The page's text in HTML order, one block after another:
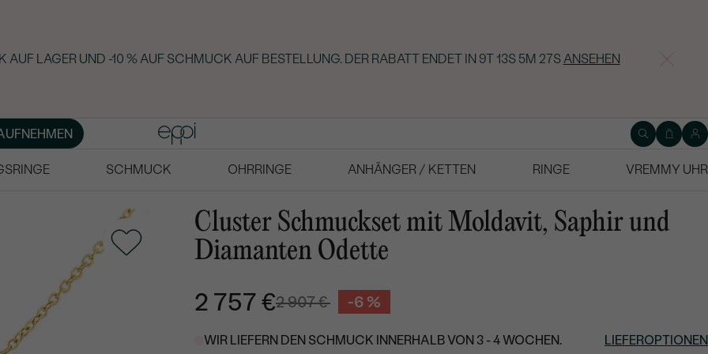
LAGER UND -10 % AUF SCHMUCK AUF BESTELLUNG. DER RABATT ENDET IN 9T 13S 5M 26SANSEHEN
SCHMUCK OHRRINGE ANHÄNGER / KETTEN RINGE
VREMMY UHR
Cluster Schmuckset mit Moldavit, Saphir und
Diamanten Odette
2 757 €2 907 € -6 %
WIR LIEFERN DEN SCHMUCK INNERHALB VON 3 - 4 WOCHEN. LIEFEROPTIONEN